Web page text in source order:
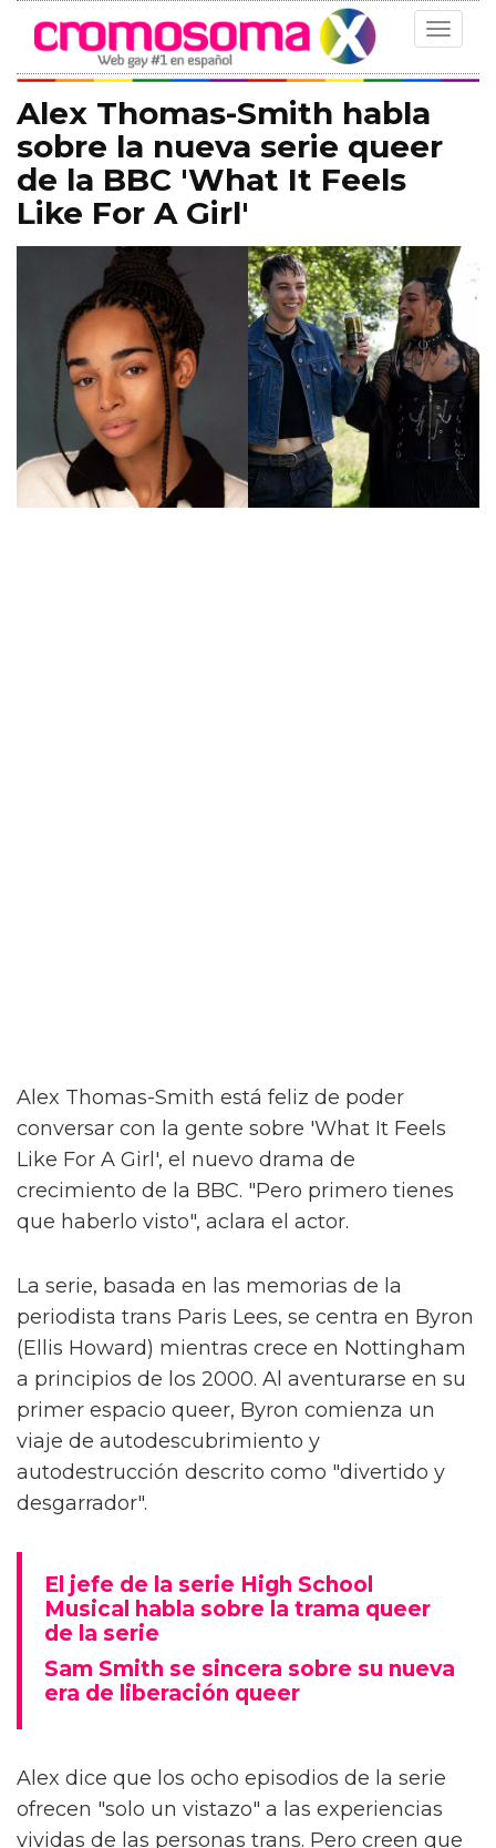
Toggle
Alex Thomas-Smith habla
sobre la nueva serie queer
de la BBC 'What It Feels
Like For A Girl'
Alex Thomas-Smith está feliz de poder
conversar con la gente sobre 'What It Feels
Like For A Girl', el nuevo drama de
crecimiento de la BBC. "Pero primero tienes
que haberlo visto", aclara el actor.
La serie, basada en las memorias de la
periodista trans Paris Lees, se centra en Byron
(Ellis Howard) mientras crece en Nottingham
a principios de los 2000. Al aventurarse en su
primer espacio queer, Byron comienza un
viaje de autodescubrimiento y
autodestrucción descrito como "divertido y
desgarrador".
El jefe de la serie High School
Musical habla sobre la trama queer
de la serie
Sam Smith se sincera sobre su nueva
era de liberación queer
Alex dice que los ocho episodios de la serie
ofrecen "solo un vistazo" a las experiencias
vividas de las personas trans. Pero creen que